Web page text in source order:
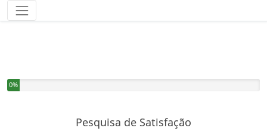
Você completou 0% deste questionário
0%
Pesquisa de Satisfação